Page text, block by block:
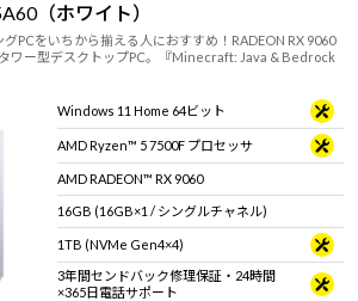
（ホワイト）
PCをいちから揃える人におすすめ！RADEON RX 9060
ワー型デスクトップPC。『Minecraft: Java & Bedrock
Windows 11 Home 64ビット
AMD Ryzen™ 5 7500F プロセッサ
AMD RADEON™ RX 9060
16GB (16GB×1 / シングルチャネル)
1TB (NVMe Gen4×4)
3年間センドバック修理保証・24時間
×365日電話サポート